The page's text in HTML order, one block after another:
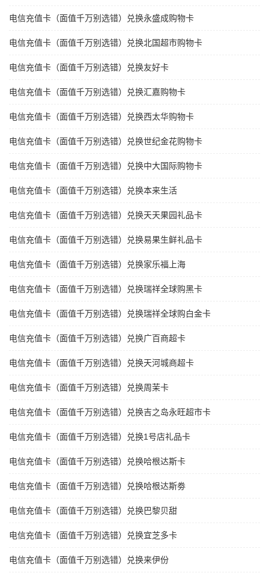
电信充值卡（面值千万别选错）兑换永盛成购物卡
电信充值卡（面值千万别选错）兑换北国超市购物卡
电信充值卡（面值千万别选错）兑换友好卡
电信充值卡（面值千万别选错）兑换汇嘉购物卡
电信充值卡（面值千万别选错）兑换西太华购物卡
电信充值卡（面值千万别选错）兑换世纪金花购物卡
电信充值卡（面值千万别选错）兑换中大国际购物卡
电信充值卡（面值千万别选错）兑换本来生活
电信充值卡（面值千万别选错）兑换天天果园礼品卡
电信充值卡（面值千万别选错）兑换易果生鲜礼品卡
电信充值卡（面值千万别选错）兑换家乐福上海
电信充值卡（面值千万别选错）兑换瑞祥全球购黑卡
电信充值卡（面值千万别选错）兑换瑞祥全球购白金卡
电信充值卡（面值千万别选错）兑换广百商超卡
电信充值卡（面值千万别选错）兑换天河城商超卡
电信充值卡（面值千万别选错）兑换周茉卡
电信充值卡（面值千万别选错）兑换吉之岛永旺超市卡
电信充值卡（面值千万别选错）兑换1号店礼品卡
电信充值卡（面值千万别选错）兑换哈根达斯卡
电信充值卡（面值千万别选错）兑换哈根达斯劵
电信充值卡（面值千万别选错）兑换巴黎贝甜
电信充值卡（面值千万别选错）兑换宜芝多卡
电信充值卡（面值千万别选错）兑换来伊份